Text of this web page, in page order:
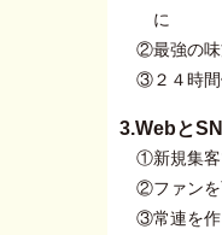
に
②最強の味
③２４時間
3.Webと
①新規集客
②ファンを
③常連を作